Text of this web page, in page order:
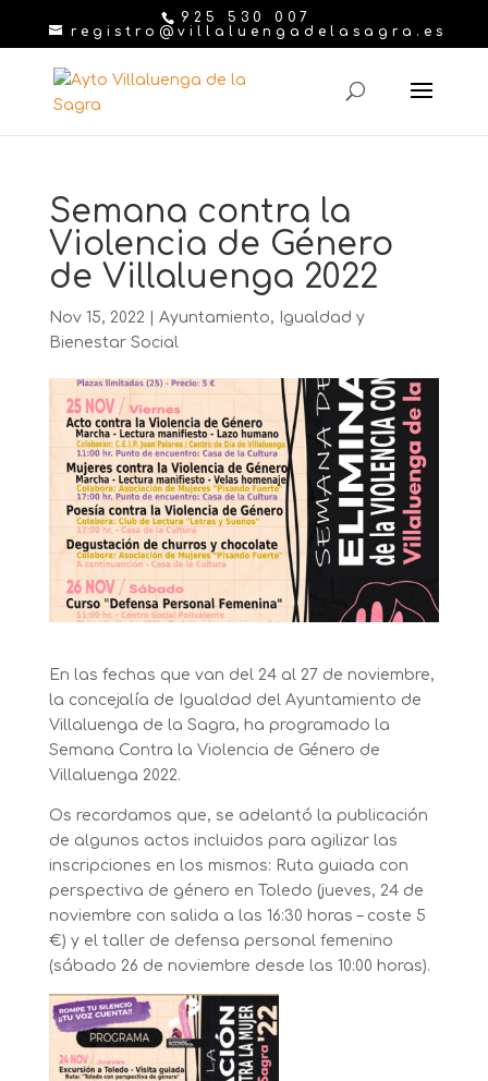
925 530 007
registro@villaluengadelasagra.es
Semana contra la
Violencia de Género
de Villaluenga 2022
Nov 15, 2022 Ayuntamiento,
Igualdad y
Bienestar Social
En las fechas que van del 24 al 27 de noviembre,
la concejalía de Igualdad del Ayuntamiento de
Villaluenga de la Sagra, ha programado la
Semana Contra la Violencia de Género de
Villaluenga 2022.
Os recordamos que, se adelantó la publicación
de algunos actos incluidos para agilizar las
inscripciones en los mismos: Ruta guiada con
perspectiva de género en Toledo (jueves, 24 de
noviembre con salida a las 16:30 horas – coste 5
€) y el taller de defensa personal femenino
(sábado 26 de noviembre desde las 10:00 horas).